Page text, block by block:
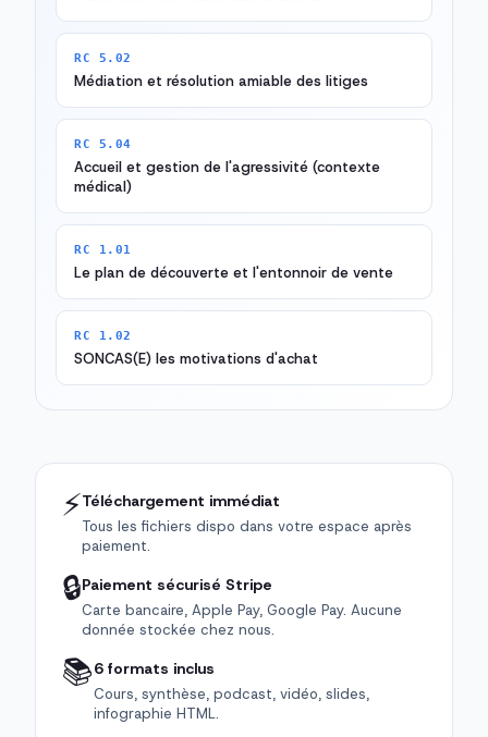
RC 5.02
Médiation et résolution amiable des litiges
RC 5.04
Accueil et gestion de l'agressivité (contexte
médical)
RC 1.01
Le plan de découverte et l'entonnoir de vente
RC 1.02
SONCAS(E) les motivations d'achat
⚡Téléchargement immédiat
Tous les fichiers dispo dans votre espace après
paiement.
🔒Paiement sécurisé Stripe
Carte bancaire, Apple Pay, Google Pay. Aucune
donnée stockée chez nous.
📚6 formats inclus
Cours, synthèse, podcast, vidéo, slides,
infographie HTML.